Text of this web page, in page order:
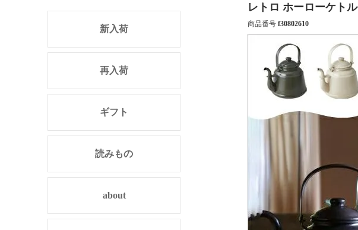
新入荷
再入荷
ギフト
読みもの
about
レトロ ホーローケトル
商品番号 f30802610